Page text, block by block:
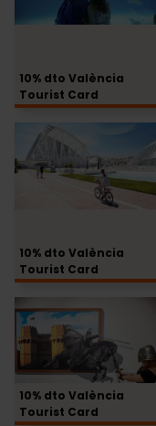
10% dto València
Tourist Card
al
las
Ciencias
10% dto València
Tourist Card
Entradas
todo
la
Ciudad
de
las
Artes
y
las
10% dto València
Tourist Card
Entradas
Museo
Iluziona